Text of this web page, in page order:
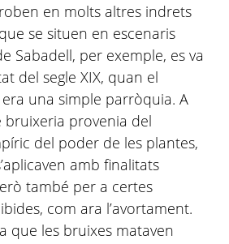
en molts altres indrets
se situen en escenaris
Sabadell, per exemple, es va
del segle XIX, quan el
una simple parròquia. A
bruixeria provenia del
del poder de les plantes,
amb finalitats
també per a certes
com ara l’avortament.
que les bruixes mataven